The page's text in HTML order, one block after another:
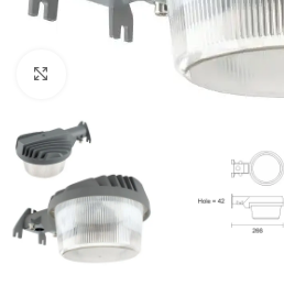
Κλικ για μεγέθυνση